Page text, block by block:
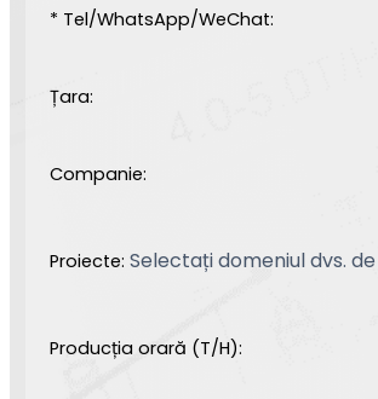
* Tel/WhatsApp/WeChat:
Țara:
Companie:
Proiecte:
Producția orară (T/H):